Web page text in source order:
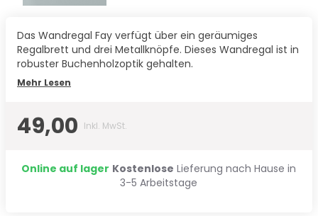
Das Wandregal Fay verfügt über ein geräumiges
Regalbrett und drei Metallknöpfe. Dieses Wandregal ist in
robuster Buchenholzoptik gehalten.
Mehr Lesen
49,00 Inkl. MwSt.
Online auf lager Kostenlose Lieferung nach Hause in
3-5 Arbeitstage